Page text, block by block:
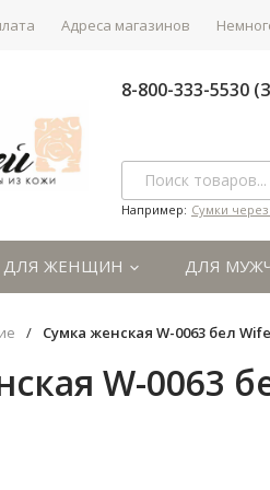
Адреса магазинов
8-800-333-5530
Например: Сумки
ДЛЯ ЖЕНЩИН ДЛЯ
/ Сумка женская W-0063 бел
W-0063